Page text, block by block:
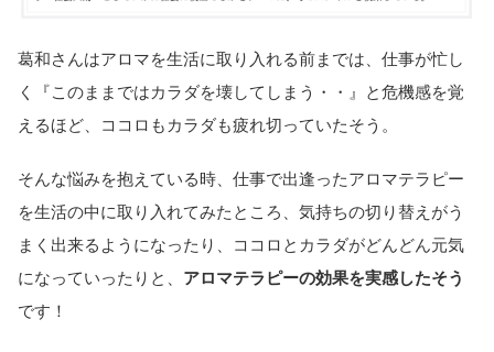
葛和さんはアロマを生活に取り入れる前までは、仕事が忙し
く『このままではカラダを壊してしまう・・』と危機感を覚
えるほど、ココロもカラダも疲れ切っていたそう。
そんな悩みを抱えている時、仕事で出逢ったアロマテラピー
を生活の中に取り入れてみたところ、気持ちの切り替えがう
まく出来るようになったり、ココロとカラダがどんどん元気
になっていったりと、 アロマテラピーの効果を実感したそう
です！